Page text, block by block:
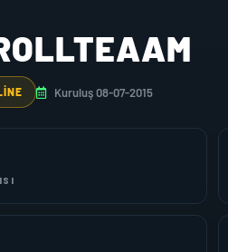
Kuruluş 08-07-2015